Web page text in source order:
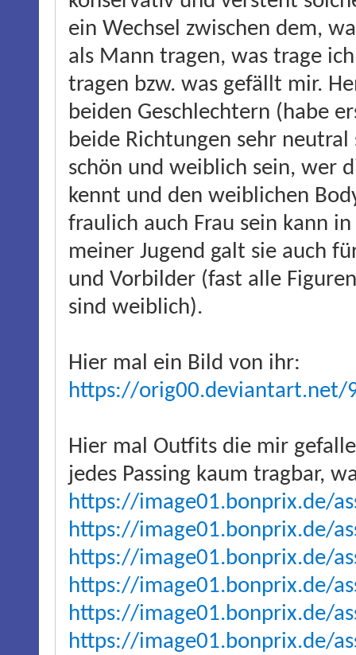
ein Wechsel zwischen dem,
als Mann tragen, was trage
tragen bzw. was gefällt mir.
beiden Geschlechtern (habe
beide Richtungen sehr
schön und weiblich sein, wer
kennt und den weiblichen
fraulich auch Frau sein kann
meiner Jugend galt sie auch
und Vorbilder (fast alle
sind weiblich).
Hier mal ein Bild von ihr:
https://orig00.deviantart.net/
Hier mal Outfits die mir
jedes Passing kaum tragbar,
https://image01.bonprix.de/
https://image01.bonprix.de/
https://image01.bonprix.de/
https://image01.bonprix.de/
https://image01.bonprix.de/
https://image01.bonprix.de/